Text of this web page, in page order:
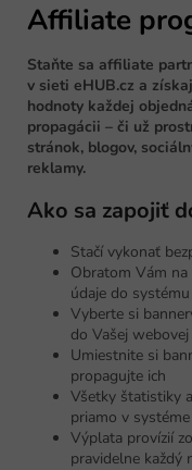
Affiliate
Staňte sa affiliate
v sieti eHUB.cz a
hodnoty každej
propagácii – či už
stránok, blogov,
reklamy.
Ako sa zapojiť
Stačí vykonať
Obratom Vám na
údaje do
Vyberte si
do Vašej
Umiestnite si
propagujte ich
Všetky štatistiky
priamo v
Výplata provízií
pravidelne každý